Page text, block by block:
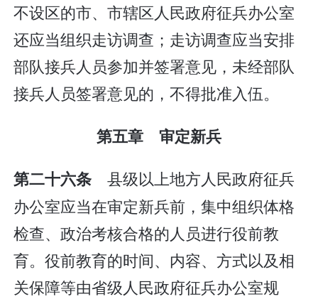
不设区的市、市辖区人民政府征兵办公室
还应当组织走访调查；走访调查应当安排
部队接兵人员参加并签署意见，未经部队
接兵人员签署意见的，不得批准入伍。
第五章 审定新兵
第二十六条 县级以上地方人民政府征兵
办公室应当在审定新兵前，集中组织体格
检查、政治考核合格的人员进行役前教
育。役前教育的时间、内容、方式以及相
关保障等由省级人民政府征兵办公室规